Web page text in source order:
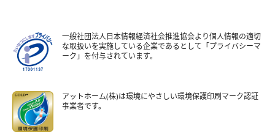
一般社団法人日本情報経済社会推進協会より個人情報の適切
な取扱いを実施している企業であるとして「プライバシーマ
ーク」を付与されています。
アットホーム(株)は環境にやさしい環境保護印刷マーク認証
事業者です。